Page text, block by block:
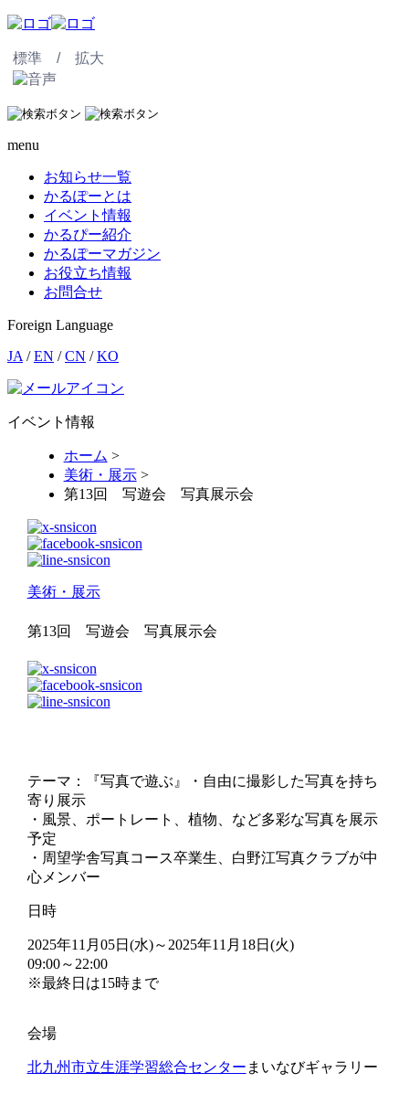
標準 / 拡大
menu
お知らせ一覧
かるぽーとは
イベント情報
かるぴー紹介
かるぽーマガジン
お役立ち情報
お問合せ
Foreign Language
JA /EN /CN /KO
イベント情報
ホーム >
美術・展示>
第13回 写遊会 写真展示会
美術・展示
第13回 写遊会 写真展示会
テーマ：『写真で遊ぶ』・自由に撮影した写真を持ち
寄り展示
・風景、ポートレート、植物、など多彩な写真を展示
予定
・周望学舎写真コース卒業生、白野江写真クラブが中
心メンバー
日時
2025年11月05日(水)～2025年11月18日(火)
09:00～22:00
※最終日は15時まで
会場
北九州市立生涯学習総合センター まいなびギャラリー